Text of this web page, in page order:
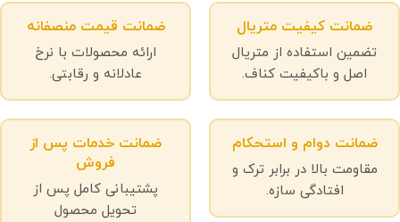
ضمانت کیفیت متریال
تضمین استفاده از متریال
اصل و باکیفیت کناف.
ضمانت قیمت منصفانه
ارائه محصولات با نرخ
عادلانه و رقابتی.
ضمانت دوام و استحکام
مقاومت بالا در برابر ترک و
افتادگی سازه.
ضمانت خدمات پس از
فروش
پشتیبانی کامل پس از
تحویل محصول